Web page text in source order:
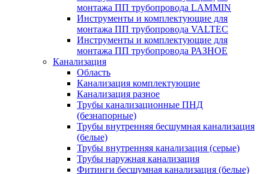
монтажа ПП трубопровода LAMMIN
Инструменты и комплектующие для
монтажа ПП трубопровода VALTEC
Инструменты и комплектующие для
монтажа ПП трубопровода РАЗНОЕ
Канализация
Область
Канализация комплектующие
Канализация разное
Трубы канализационные ПНД
(безнапорные)
Трубы внутренняя бесшумная канализация
(белые)
Трубы внутренняя канализация (серые)
Трубы наружная канализация
Фитинги бесшумная канализация (белые)